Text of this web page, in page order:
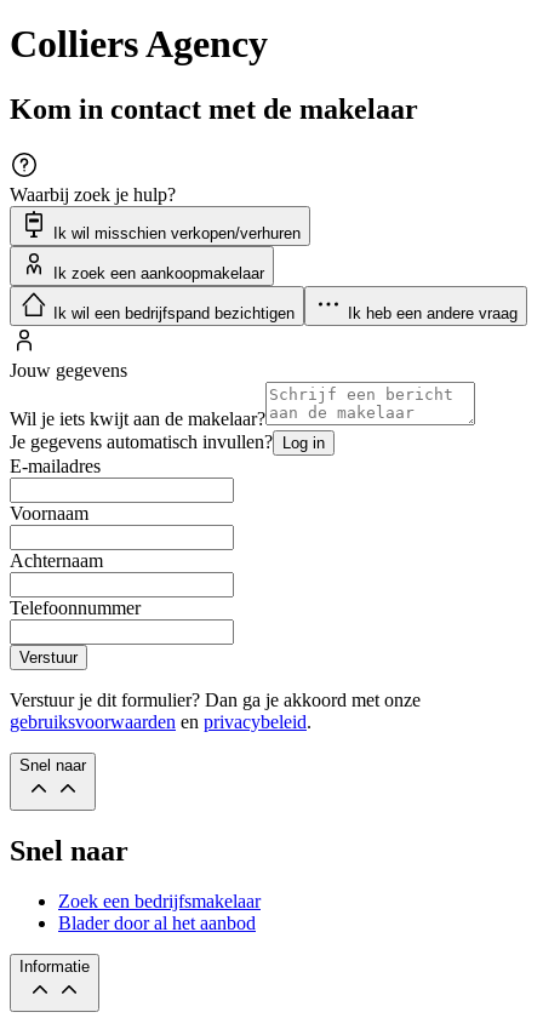
Colliers Agency
Kom in contact met de makelaar
Waarbij zoek je hulp?
Ik wil misschien verkopen/verhuren
Ik zoek een aankoopmakelaar
Ik wil een bedrijfspand bezichtigen Ik heb een andere vraag
Jouw gegevens
Wil je iets kwijt aan de makelaar?
Je gegevens automatisch invullen? Log in
E-mailadres
Voornaam
Achternaam
Telefoonnummer
Verstuur
Verstuur je dit formulier? Dan ga je akkoord met onze
gebruiksvoorwaarden en privacybeleid.
Snel naar
Snel naar
Zoek een bedrijfsmakelaar
Blader door al het aanbod
Informatie